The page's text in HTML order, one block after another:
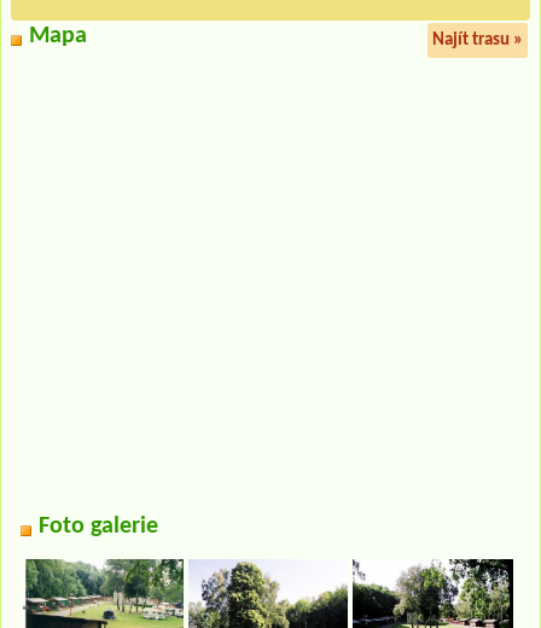
Mapa Najít trasu »
Foto galerie